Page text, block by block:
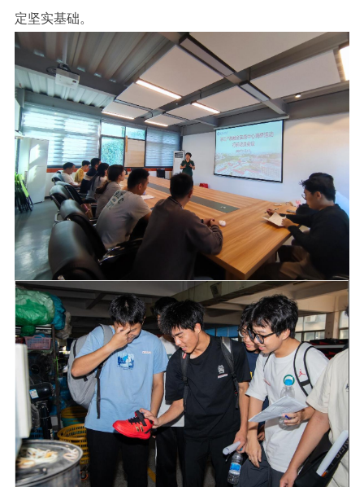
定坚实基础。